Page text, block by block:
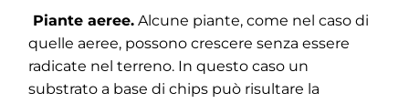
Piante aeree. Alcune piante, come nel caso di
quelle aeree, possono crescere senza essere
radicate nel terreno. In questo caso un
substrato a base di chips può risultare la